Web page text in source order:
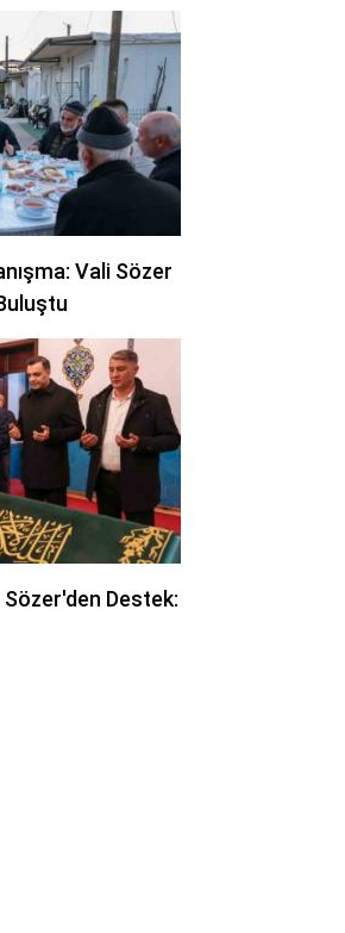
Vali Sözer
Sözer'den Destek: